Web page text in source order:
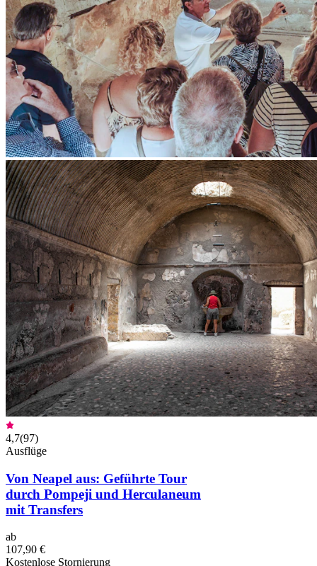
4,7(97)
Ausflüge
Von Neapel aus: Geführte Tour
durch Pompeji und Herculaneum
mit Transfers
ab
107,90 €
Kostenlose Stornierung